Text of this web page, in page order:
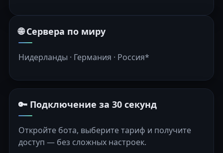
🌐 Сервера по миру
Нидерланды · Германия · Россия*
🔑 Подключение за 30 секунд
Откройте бота, выберите тариф и получите
доступ — без сложных настроек.